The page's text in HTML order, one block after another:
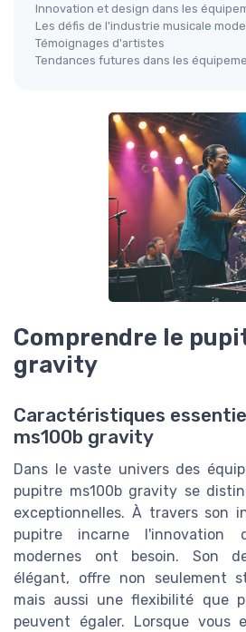
Innovation et design dans les
Les défis de l'industrie musicale
Témoignages d'artistes
Tendances futures dans les
Comprendre le
gravity
Caractéristiques
ms100b gravity
Dans le vaste univers des
pupitre ms100b gravity se
exceptionnelles. À travers son
pupitre incarne l'innovation
modernes ont besoin. Son
élégant, offre non seulement
mais aussi une flexibilité que
peuvent égaler. Lorsque vous